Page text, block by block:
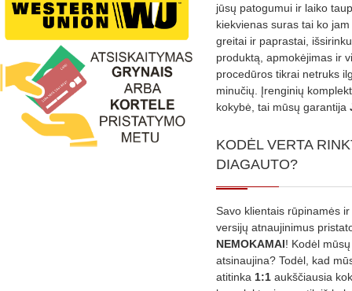
jūsų patogumui ir laiko
kiekvienas suras tai ko
greitai ir paprastai,
produktą, apmokėjimas ir
procedūros tikrai netruks
minučių. Įrenginių
kokybė, tai mūsų garantija
KODĖL VERTA
DIAGAUTO?
Savo klientais rūpinamės
versijų atnaujinimus
NEMOKAMAI! Kodėl
atsinaujina? Todėl, kad
atitinka 1:1 aukščiausia